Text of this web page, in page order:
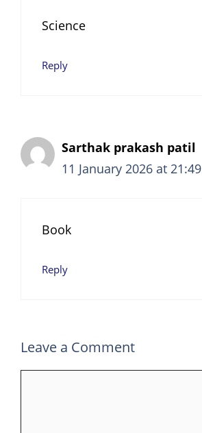
Science
Reply
Sarthak prakash patil
11 January 2026 at 21:49
Book
Reply
Leave a Comment